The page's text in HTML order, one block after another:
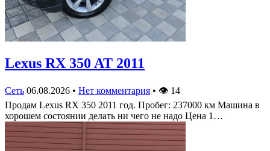
Lexus RX 350 AT 2011
Сеть 06.08.2026 • Нет комментария • 👁 14
Продам Lexus RX 350 2011 год. Пробег: 237000 км Машина в
хорошем состоянии делать ни чего не надо Цена 1…